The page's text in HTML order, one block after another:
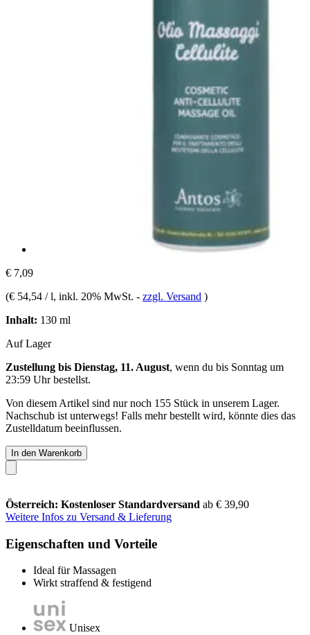
€ 7,09
(€ 54,54 / l, inkl. 20% MwSt. - zzgl. Versand )
Inhalt: 130 ml
Auf Lager
Zustellung bis Dienstag, 11. August, wenn du bis Sonntag um
23:59 Uhrbestellst.
Von diesem Artikel sind nur noch 155 Stück in unserem Lager.
Nachschub ist unterwegs! Falls mehr bestellt wird, könnte dies das
Zustelldatum beeinflussen.
In den Warenkorb
Österreich: Kostenloser Standardversand ab € 39,90
Weitere Infos zu Versand & Lieferung
Eigenschaften und Vorteile
Ideal für Massagen
Wirkt straffend & festigend
Unisex